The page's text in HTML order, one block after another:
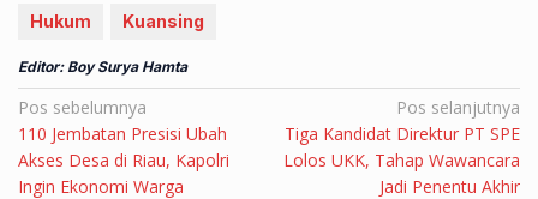
Hukum Kuansing
Editor: Boy Surya Hamta
Navigasi
pos
Pos sebelumnya
110 Jembatan Presisi Ubah
Akses Desa di Riau, Kapolri
Ingin Ekonomi Warga
Pos selanjutnya
Tiga Kandidat Direktur PT SPE
Lolos UKK, Tahap Wawancara
Jadi Penentu Akhir